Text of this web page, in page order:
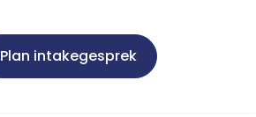
Plan intakegesprek